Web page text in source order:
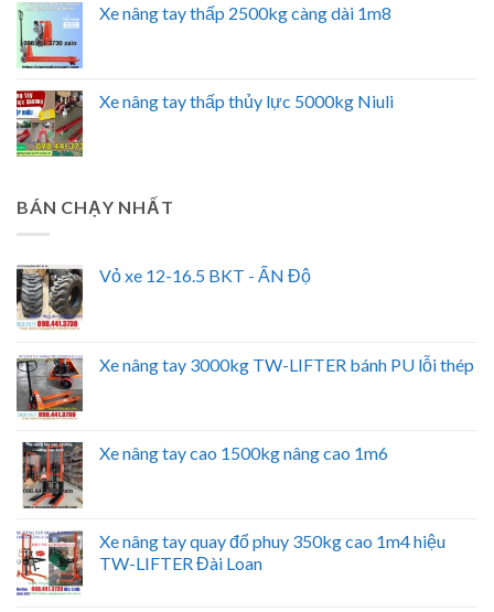
Xe nâng tay thấp 2500kg càng dài 1m8
Xe nâng tay thấp thủy lực 5000kg Niuli
BÁN CHẠY NHẤT
Vỏ xe 12-16.5 BKT - ẤN Độ
Xe nâng tay 3000kg TW-LIFTER bánh PU lỗi thép
Xe nâng tay cao 1500kg nâng cao 1m6
Xe nâng tay quay đổ phuy 350kg cao 1m4 hiệu
TW-LIFTER Đài Loan